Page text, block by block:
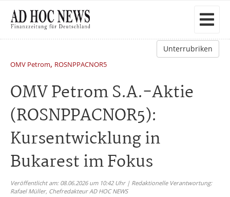
Unterrubriken
OMV Petrom, ROSNPPACNOR5
OMV Petrom S.A.-Aktie
(ROSNPPACNOR5):
Kursentwicklung in
Bukarest im Fokus
Veröffentlicht am: 08.06.2026 um 10:42 Uhr | Redaktionelle Verantwortung:
Rafael Müller, Chefredakteur AD HOC NEWS